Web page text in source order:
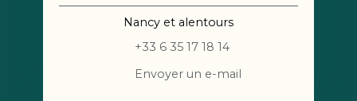
Nancy et alentours
+33 6 35 17 18 14
Envoyer un e-mail